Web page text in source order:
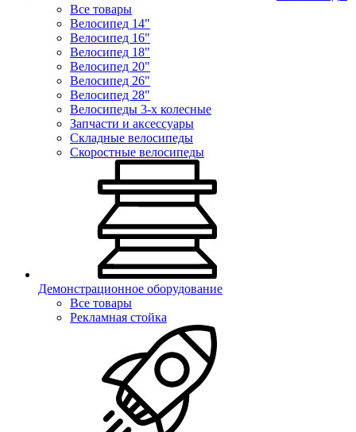
Все товары
Велосипед 14"
Велосипед 16"
Велосипед 18"
Велосипед 20"
Велосипед 26"
Велосипед 28"
Велосипеды 3-х колесные
Запчасти и аксессуары
Складные велосипеды
Скоростные велосипеды
Демонстрационное оборудование
Все товары
Рекламная стойка